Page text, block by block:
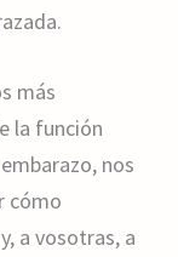
más
la función
nos
cómo
a vosotras, a